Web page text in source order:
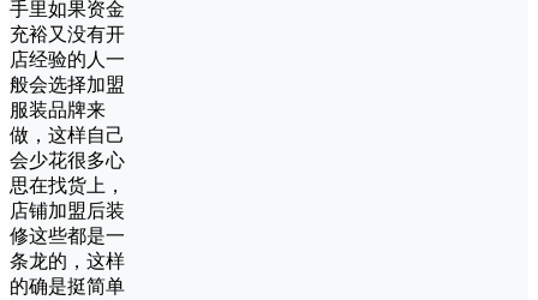
手里如果资金
充裕又没有开
店经验的人一
般会选择加盟
服装品牌来
做，这样自己
会少花很多心
思在找货上，
店铺加盟后装
修这些都是一
条龙的，这样
的确是挺简单